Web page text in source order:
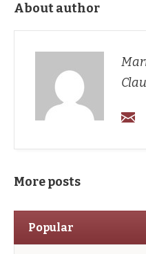
About author
More posts
Popular